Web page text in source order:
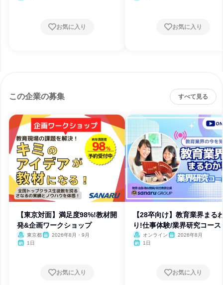
お気に入り お気に入り
この企業の募集 すべて見る
【東京対面】満足度98%!教材開
発&企画ワークショップ
東京都
2026年8月・9月
1日
お気に入り
【28卒向け】教育業界まる
り!仕事体験/業界研究コース
オンライン
2026年8月
1日
お気に入り